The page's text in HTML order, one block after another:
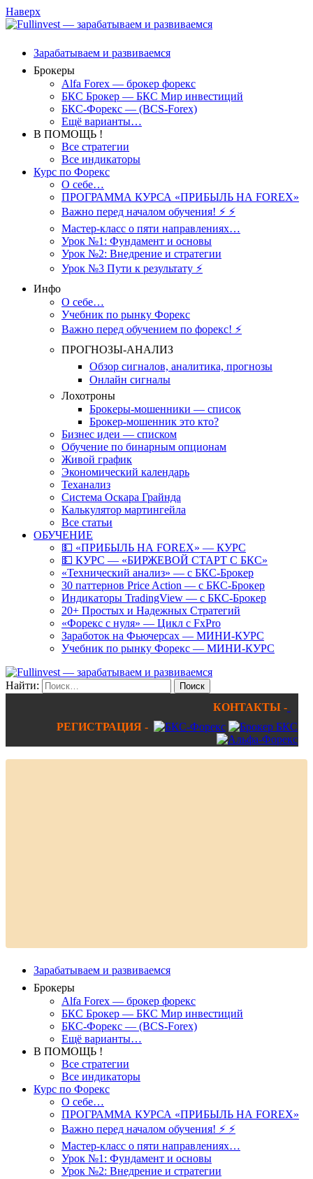
Наверх
Зарабатываем и развиваемся
Брокеры
Alfa Forex — брокер форекс
БКС Брокер — БКС Мир инвестиций
БКС-Форекс — (BCS-Forex)
Ещё варианты…
В ПОМОЩЬ !
Все стратегии
Все индикаторы
Курс по Форекс
О себе…
ПРОГРАММА КУРСА «ПРИБЫЛЬ НА FOREX»
Важно перед началом обучения! ⚡ ⚡
Мастер-класс о пяти направлениях…
Урок №1: Фундамент и основы
Урок №2: Внедрение и стратегии
Урок №3 Пути к результату ⚡️
Инфо
О себе…
Учебник по рынку Форекс
Важно перед обучением по форекс! ⚡
ПРОГНОЗЫ-АНАЛИЗ
Обзор сигналов, аналитика, прогнозы
Онлайн сигналы
Лохотроны
Брокеры-мошенники — список
Брокер-мошенник это кто?
Бизнес идеи — списком
Обучение по бинарным опционам
Живой график
Экономический календарь
Теханализ
Система Оскара Грайнда
Калькулятор мартингейла
Все статьи
ОБУЧЕНИЕ
💵 «ПРИБЫЛЬ НА FOREX» — КУРС
💵 КУРС — «БИРЖЕВОЙ СТАРТ С БКС»
«Технический анализ» — с БКС-Брокер
30 паттернов Price Action — с БКС-Брокер
Индикаторы TradingView — с БКС-Брокер
20+ Простых и Надежных Стратегий
«Форекс с нуля» — Цикл с FxPro
Заработок на Фьючерсах — МИНИ-КУРС
Учебник по рынку Форекс — МИНИ-КУРС
Найти:
КОНТАКТЫ -
РЕГИСТРАЦИЯ -
Зарабатываем и развиваемся
Брокеры
Alfa Forex — брокер форекс
БКС Брокер — БКС Мир инвестиций
БКС-Форекс — (BCS-Forex)
Ещё варианты…
В ПОМОЩЬ !
Все стратегии
Все индикаторы
Курс по Форекс
О себе…
ПРОГРАММА КУРСА «ПРИБЫЛЬ НА FOREX»
Важно перед началом обучения! ⚡ ⚡
Мастер-класс о пяти направлениях…
Урок №1: Фундамент и основы
Урок №2: Внедрение и стратегии